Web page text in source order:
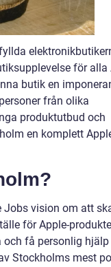
för alla
butik en
från olika
produktutbud och
en komplett
Jobs vision om att
för Apple-
och få personlig
Stockholms mest